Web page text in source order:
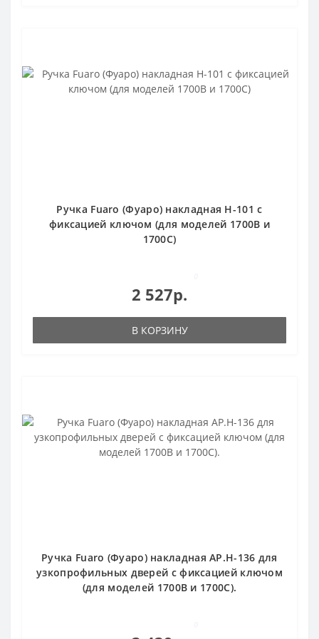
Ручка Fuaro (Фуаро) накладная H-101 с
фиксацией ключом (для моделей 1700В и
1700С)
2 527р.
В КОРЗИНУ
Ручка Fuaro (Фуаро) накладная AP.H-136 для
узкопрофильных дверей с фиксацией ключом
(для моделей 1700В и 1700С).